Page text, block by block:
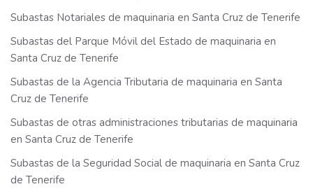
Subastas Notariales de maquinaria en Santa Cruz de Tenerife
Subastas del Parque Móvil del Estado de maquinaria en
Santa Cruz de Tenerife
Subastas de la Agencia Tributaria de maquinaria en Santa
Cruz de Tenerife
Subastas de otras administraciones tributarias de maquinaria
en Santa Cruz de Tenerife
Subastas de la Seguridad Social de maquinaria en Santa Cruz
de Tenerife